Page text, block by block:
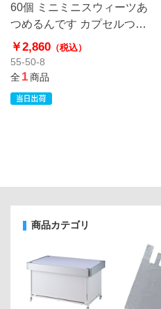
60個 ミニミニスウィーツあ
つめるんです カプセルつか
み
￥2,860 （税込）
55-50-8
全1商品
商品カテゴリ